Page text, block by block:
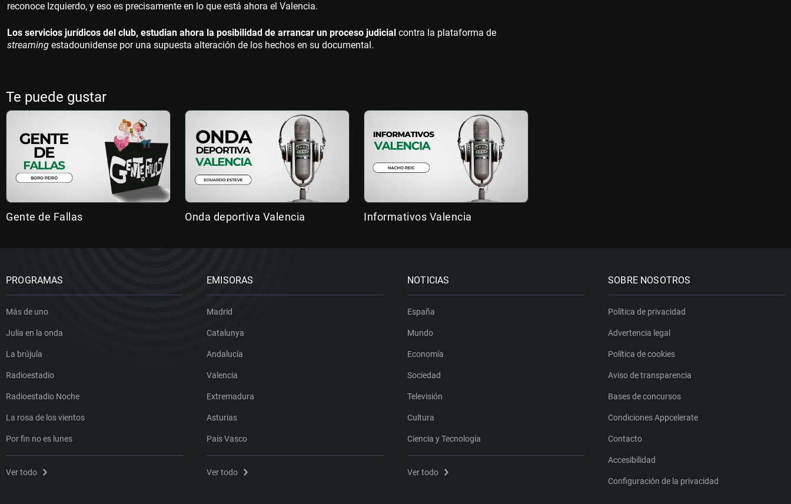
reconoce Izquierdo, y eso es precisamente en lo que está ahora el Valencia.
Los servicios jurídicos del club, estudian ahora la posibilidad de arrancar un proceso judicial contra la plataforma de
streaming estadounidense por una supuesta alteración de los hechos en su documental.
Te puede gustar
Gente de Fallas Onda deportiva Valencia Informativos Valencia
PROGRAMAS
Más de uno
Julia en la onda
La brújula
Radioestadio
Radioestadio Noche
La rosa de los vientos
Por fin no es lunes
Ver todo
EMISORAS
Madrid
Catalunya
Andalucía
Valencia
Extremadura
Asturias
País Vasco
Ver todo
NOTICIAS
España
Mundo
Economía
Sociedad
Televisión
Cultura
Ciencia y Tecnología
Ver todo
SOBRE NOSOTROS
Política de privacidad
Advertencia legal
Política de cookies
Aviso de transparencia
Bases de concursos
Condiciones Appcelerate
Contacto
Accesibilidad
Configuración de la privacidad